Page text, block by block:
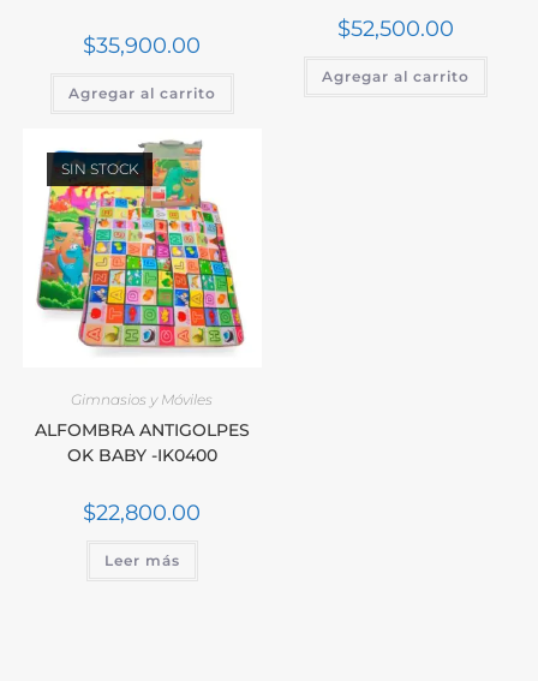
$35,900.00
Agregar al carrito
$52,500.00
Agregar al carrito
SIN STOCK
Gimnasios y Móviles
ALFOMBRA ANTIGOLPES
OK BABY -IK0400
$22,800.00
Leer más